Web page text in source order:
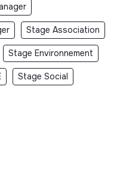
Stage Association
Stage Environnement
Stage Social